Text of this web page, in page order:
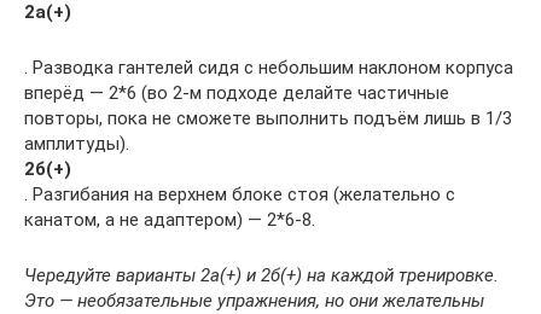
2а(+)
. Разводка гантелей сидя с небольшим наклоном корпуса
вперёд — 2*6 (во 2-м подходе делайте частичные
повторы, пока не сможете выполнить подъём лишь в 1/3
амплитуды).
2б(+)
. Разгибания на верхнем блоке стоя (желательно с
канатом, а не адаптером) — 2*6-8.
Чередуйте варианты 2а(+) и 2б(+) на каждой тренировке.
Это — необязательные упражнения, но они желательны